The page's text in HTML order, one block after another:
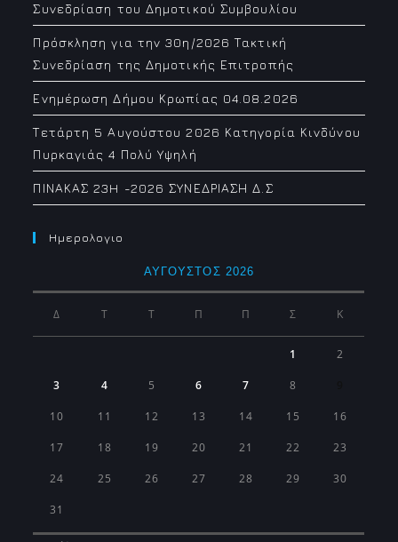
Συνεδρίαση του Δημοτικού Συμβουλίου
Πρόσκληση για την 30η/2026 Τακτική
Συνεδρίαση της Δημοτικής Επιτροπής
Ενημέρωση Δήμου Κρωπίας 04.08.2026
Τετάρτη 5 Αυγούστου 2026 Κατηγορία Κινδύνου
Πυρκαγιάς 4 Πολύ Υψηλή
ΠΙΝΑΚΑΣ 23H -2026 ΣΥΝΕΔΡΙΑΣΗ Δ.Σ
Ημερολογιο
ΑΎΓΟΥΣΤΟΣ 2026
Δ Τ Τ Π Π Σ Κ
1 2
3 4 5 6 7 8
10 11 12 13 14 15 16
17 18 19 20 21 22 23
24 25 26 27 28 29 30
31